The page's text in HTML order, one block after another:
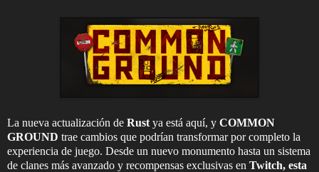
La nueva actualización de Rust ya está aquí, y COMMON
GROUND trae cambios que podrían transformar por completo la
experiencia de juego. Desde un nuevo monumento hasta un sistema
de clanes más avanzado y recompensas exclusivas en Twitch, esta